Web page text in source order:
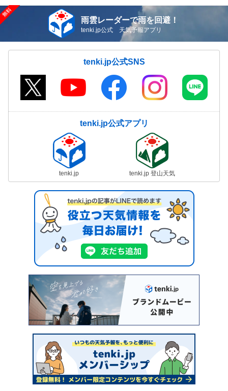
雨雲レーダーで雨を回避！
tenki.jp公式 天気予報アプリ
tenki.jp公式SNS
tenki.jp公式アプリ
tenki.jp tenki.jp 登山天気